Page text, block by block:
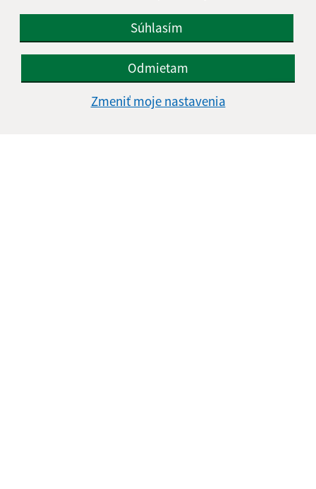
Súhlasím
Odmietam
Zmeniť moje nastavenia